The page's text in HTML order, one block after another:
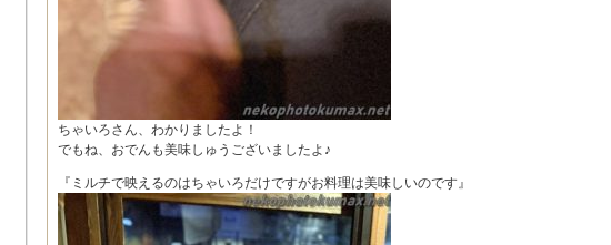
ちゃいろさん、わかりましたよ！
でもね、おでんも美味しゅうございましたよ♪
『ミルチで映えるのはちゃいろだけですがお料理は美味しいのです』